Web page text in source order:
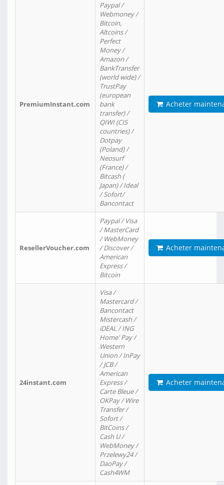
PremiumInstant.com
Paypal /
Webmoney /
Bitcoin,
Altcoins /
Perfect
Money /
Amazon /
BankTransfer
(world wide) /
TrustPay
(european
bank
transfer) /
QIWI (CIS
countries) /
Dotpay
(Poland) /
Neosurf
(France) /
Bitcash (
Japan) / Ideal
/ Sofort/
Bancontact
Acheter
ResellerVoucher.com
Paypal / Visa
/ MasterCard
/ WebMoney
/ Discover /
American
Express /
Bitcoin
Acheter
24instant.com
Visa /
Mastercard /
Bancontact
Mistercash /
iDEAL / ING
Home' Pay /
Western
Union / InPay
/ JCB /
American
Express /
Carte Bleue /
OKPay / Wire
Transfer /
Sofort /
BitCoins /
Cash U /
WebMoney /
Przelewy24 /
DaoPay /
Cash4WM
Acheter